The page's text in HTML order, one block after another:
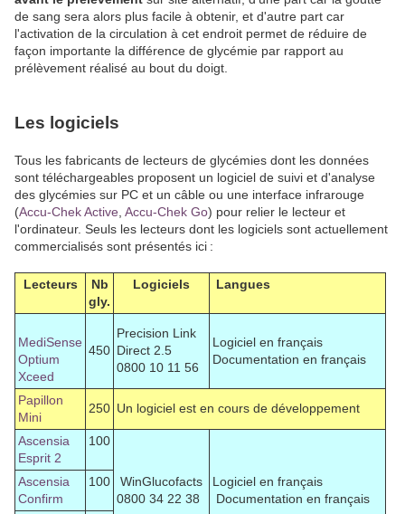
de sang sera alors plus facile à obtenir, et d'autre part car
l'activation de la circulation à cet endroit permet de réduire de
façon importante la différence de glycémie par rapport au
prélèvement réalisé au bout du doigt.
Les logiciels
Tous les fabricants de lecteurs de glycémies dont les données
sont téléchargeables proposent un logiciel de suivi et d'analyse
des glycémies sur PC et un câble ou une interface infrarouge
(Accu-Chek Active Accu-Chek Go) pour relier le lecteur et
l'ordinateur. Seuls les lecteurs dont les logiciels sont actuellement
commercialisés sont présentés ici :
Lecteurs
Nb
gly.
Logiciels Langues
MediSense
Optium
Xceed
450
Precision Link
Direct 2.5
0800 10 11 56
Logiciel en français
Documentation en français
Papillon
Mini
250 Un logiciel est en cours de développement
Ascensia
Esprit 2
100
WinGlucofacts
0800 34 22 38
Logiciel en français
Documentation en français
Ascensia
Confirm
100